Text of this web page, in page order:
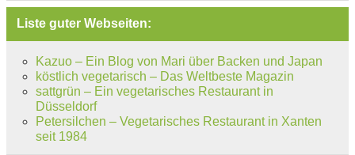
Liste guter Webseiten:
Kazuo – Ein Blog von Mari über Backen und Japan
köstlich vegetarisch – Das Weltbeste Magazin
sattgrün – Ein vegetarisches Restaurant in
Düsseldorf
Petersilchen – Vegetarisches Restaurant in Xanten
seit 1984